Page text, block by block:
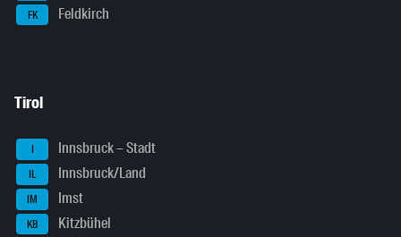
FK Feldkirch
Tirol
I Innsbruck – Stadt
IL Innsbruck/Land
IM Imst
KB Kitzbühel